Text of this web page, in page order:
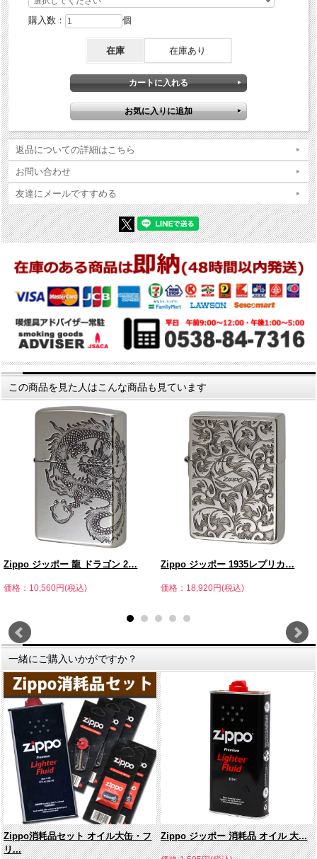
購入数： 個
在庫 在庫あり
返品についての詳細はこちら
お問い合わせ
友達にメールですすめる
この商品を見た人はこんな商品も見ています
Zippo ジッポー 龍 ドラゴン 2…
価格：10,560円(税込)
Zippo ジッポー 1935レプリカ…
価格：18,920円(税込)
一緒にご購入いかがですか？
Zippo消耗品セット オイル大缶・フ
リ...
Zippo ジッポー 消耗品 オイル 大...